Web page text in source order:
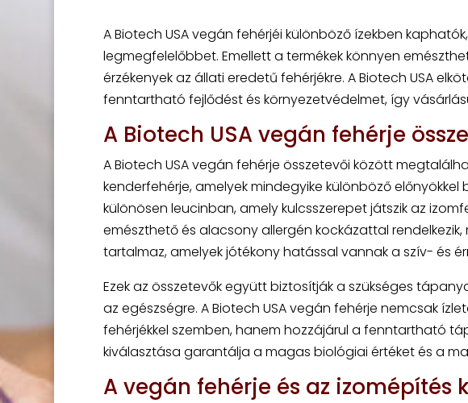
A Biotech USA vegán fehérjéi különböző ízekben
legmegfelelőbbet. Emellett a termékek könnyen
érzékenyek az állati eredetű fehérjékre. A Biotech USA
fenntartható fejlődést és környezetvédelmet, így
A Biotech USA vegán fehérje
A Biotech USA vegán fehérje összetevői között
kenderfehérje, amelyek mindegyike különböző
különösen leucinban, amely kulcsszerepet játszik az
emészthető és alacsony allergén kockázattal
tartalmaz, amelyek jótékony hatással vannak a szív- és
Ezek az összetevők együtt biztosítják a szükséges
az egészségre. A Biotech USA vegán fehérje nemcsak
fehérjékkel szemben, hanem hozzájárul a fenntartható
kiválasztása garantálja a magas biológiai értéket és a
A vegán fehérje és az izomépítés